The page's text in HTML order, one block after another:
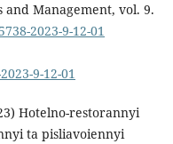
and Management, vol. 9.
2023-9-12-01
9-12-01
Hotelno-restorannyi
ta pisliavoiennyi